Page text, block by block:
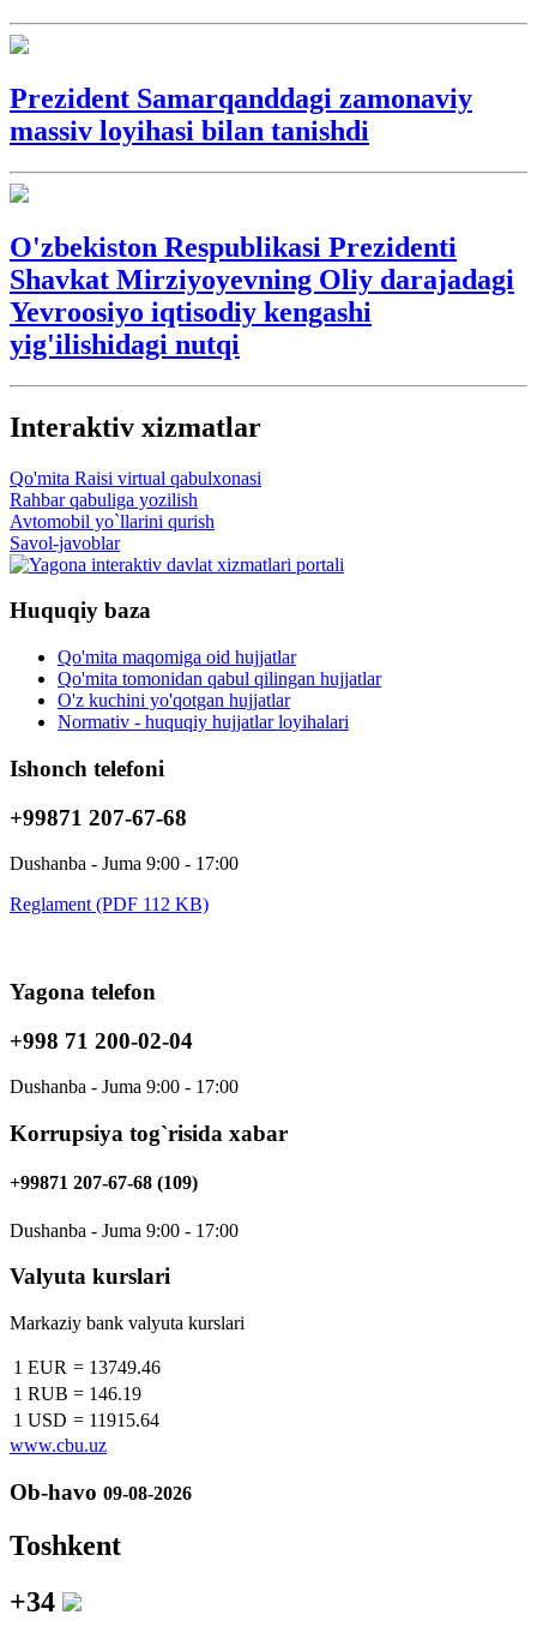
Prezident Samarqanddagi zamonaviy
massiv loyihasi bilan tanishdi
O'zbekiston Respublikasi Prezidenti
Shavkat Mirziyoyevning Oliy darajadagi
Yevroosiyo iqtisodiy kengashi
yig'ilishidagi nutqi
Interaktiv xizmatlar
Qo'mita Raisi virtual qabulxonasi
Rahbar qabuliga yozilish
Avtomobil yo`llarini qurish
Savol-javoblar
Huquqiy baza
Qo'mita maqomiga oid hujjatlar
Qo'mita tomonidan qabul qilingan hujjatlar
O'z kuchini yo'qotgan hujjatlar
Normativ - huquqiy hujjatlar loyihalari
Ishonch telefoni
+99871 207-67-68
Dushanba - Juma 9:00 - 17:00
Reglament (PDF 112 KB)
Yagona telefon
+998 71 200-02-04
Dushanba - Juma 9:00 - 17:00
Korrupsiya tog`risida xabar
+99871 207-67-68 (109)
Dushanba - Juma 9:00 - 17:00
Valyuta kurslari
Markaziy bank valyuta kurslari
1 EUR = 13749.46
1 RUB = 146.19
1 USD = 11915.64
www.cbu.uz
Ob-havo 09-08-2026
Toshkent
+34